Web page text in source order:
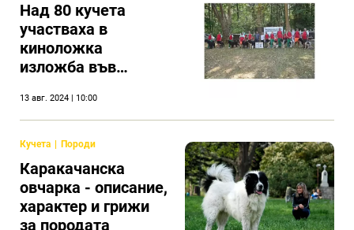
Над 80 кучета
участваха в
киноложка
изложба във
13 авг. 2024 | 10:00
Кучета Породи
Каракачанска
овчарка - описание,
характер и грижи
за породата